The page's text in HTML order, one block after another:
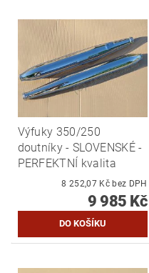
Výfuky 350/250
doutníky - SLOVENSKÉ -
PERFEKTNÍ kvalita
8 252,07 Kč bez DPH
9 985 Kč